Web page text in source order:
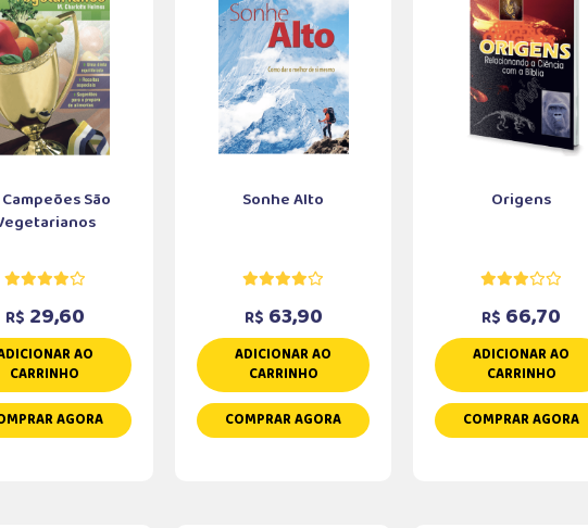
São
R$ 29,60
AO
CARRINHO
AGORA
Sonhe Alto
R$ 63,90
ADICIONAR AO
CARRINHO
COMPRAR AGORA
Origens
R$ 66,70
ADICIONAR AO
CARRINHO
COMPRAR AGORA